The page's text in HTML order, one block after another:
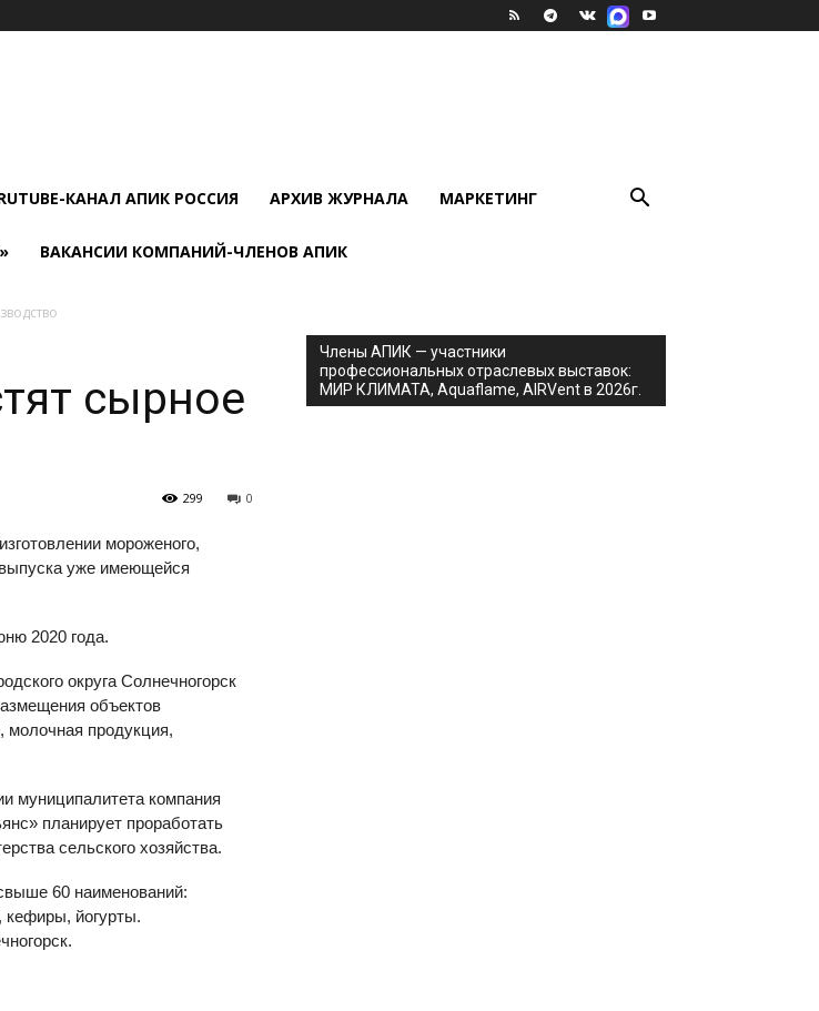
КАНАЛ АПИК РОССИЯ АРХИВ ЖУРНАЛА МАРКЕТИНГ
ВАКАНСИИ КОМПАНИЙ-ЧЛЕНОВ АПИК
сырное
0
299
мороженого,
уже имеющейся
2020 года.
округа Солнечногорск
объектов
молочная продукция,
муниципалитета компания
планирует проработать
сельского хозяйства.
60 наименований:
кефиры, йогурты.
Члены АПИК — участники
профессиональных отраслевых выставок:
МИР КЛИМАТА, Aquaflame, AIRVent в 2026г.